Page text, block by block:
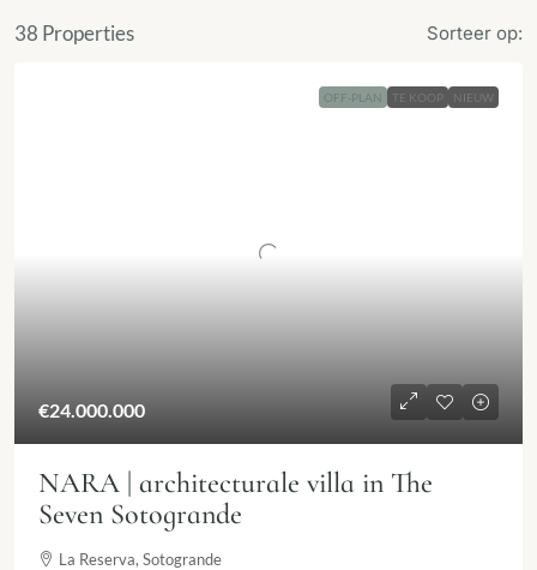
38 Properties Sorteer op:
OFF-PLAN TE KOOP NIEUW
€24.000.000
NARA | architecturale villa in The
Seven Sotogrande
La Reserva, Sotogrande